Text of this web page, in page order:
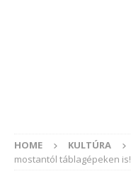
HOME KULTÚRA
mostantól táblagépeken is!